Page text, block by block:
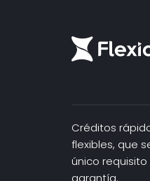
Créditos
flexibles, que
único
garantía.